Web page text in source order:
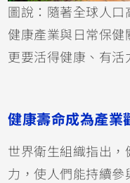
圖說：隨著全球人口
健康產業與日常保健
更要活得健康、有活
健康壽命成為產業
世界衛生組織指出
力，使人們能持續參